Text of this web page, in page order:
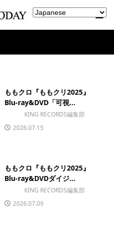
ももクロ『ももクリ2025』
Blu-ray&DVD「可視...
KING RECORDS編集部
2026.07.15
ももクロ『ももクリ2025』
Blu-ray&DVDダイジ...
KING RECORDS編集部
2026.07.09